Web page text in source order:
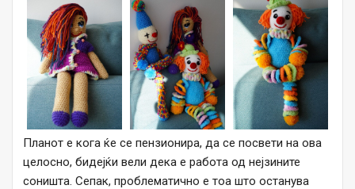
Планот е кога ќе се пензионира, да се посвети на ова
целосно, бидејќи вели дека е работа од нејзините
соништа. Сепак, проблематично е тоа што останува